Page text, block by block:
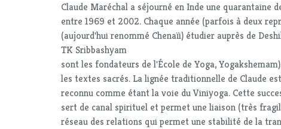
Claude Maréchal a séjourné en Inde une quarantaine
entre 1969 et 2002. Chaque année (parfois à deux
(aujourd'hui renommé Chenaïi) étudier auprès de
TK Sribbashyam
sont les fondateurs de l'École de Yoga,
les textes sacrés. La lignée traditionnelle de Claude
reconnu comme étant la voie du Viniyoga. Cette
sert de canal spirituel et permet une liaison (très
réseau des relations qui permet une stabilité de la